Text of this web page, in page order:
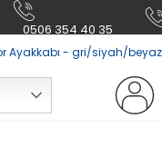
0506 354 40 35